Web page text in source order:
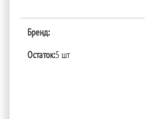
Бренд:
Остаток:5 шт